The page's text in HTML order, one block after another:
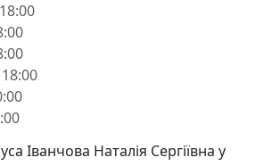
Іванчова Наталія Сергіївна у